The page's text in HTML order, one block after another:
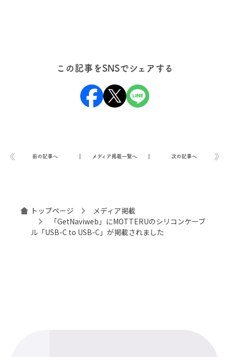
この記事をSNSでシェアする
前の記事へ メディア掲載一覧へ 次の記事へ
トップページ
メディア掲載
「GetNaviweb」にMOTTERUのシリコンケーブ
ル「USB-C to USB-C」が掲載されました